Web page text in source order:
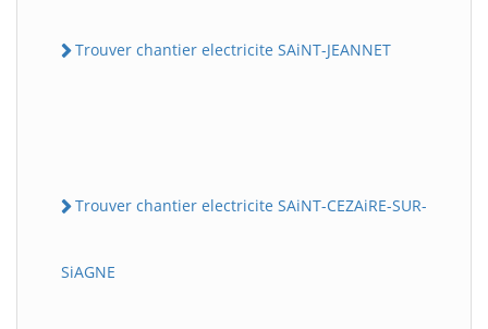
Trouver chantier electricite SAiNT-JEANNET
Trouver chantier electricite SAiNT-CEZAiRE-SUR-
SiAGNE